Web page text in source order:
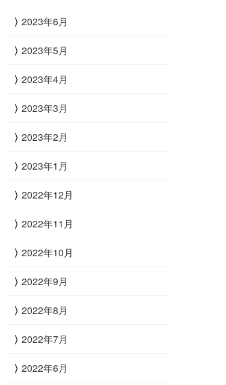
2023年6月
2023年5月
2023年4月
2023年3月
2023年2月
2023年1月
2022年12月
2022年11月
2022年10月
2022年9月
2022年8月
2022年7月
2022年6月